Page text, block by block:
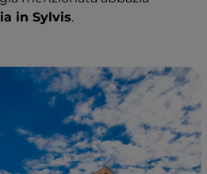
in Sylvis.